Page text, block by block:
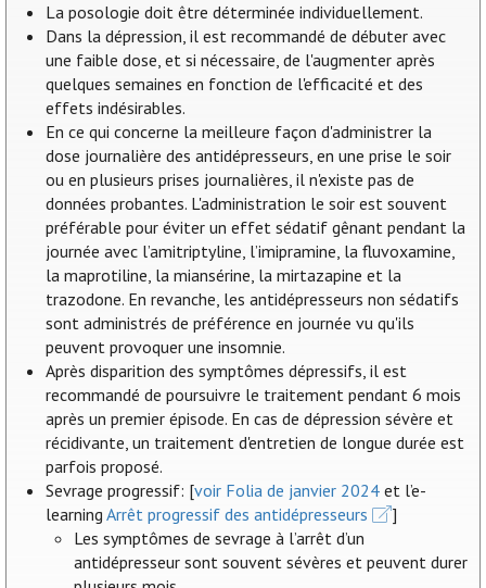
La posologie doit être déterminée individuellement.
Dans la dépression, il est recommandé de débuter avec
une faible dose, et si nécessaire, de l'augmenter après
quelques semaines en fonction de l'efficacité et des
effets indésirables.
En ce qui concerne la meilleure façon d'administrer la
dose journalière des antidépresseurs, en une prise le soir
ou en plusieurs prises journalières, il n'existe pas de
données probantes. L'administration le soir est souvent
préférable pour éviter un effet sédatif gênant pendant la
journée avec l’amitriptyline, l’imipramine, la fluvoxamine,
la maprotiline, la miansérine, la mirtazapine et la
trazodone. En revanche, les antidépresseurs non sédatifs
sont administrés de préférence en journée vu qu'ils
peuvent provoquer une insomnie.
Après disparition des symptômes dépressifs, il est
recommandé de poursuivre le traitement pendant 6 mois
après un premier épisode. En cas de dépression sévère et
récidivante, un traitement d'entretien de longue durée est
parfois proposé.
Sevrage progressif: [voir Folia de janvier 2024 et l’e-
learningArrêt progressif des antidépresseurs
]
Les symptômes de sevrage à l’arrêt d’un
antidépresseur sont souvent sévères et peuvent durer